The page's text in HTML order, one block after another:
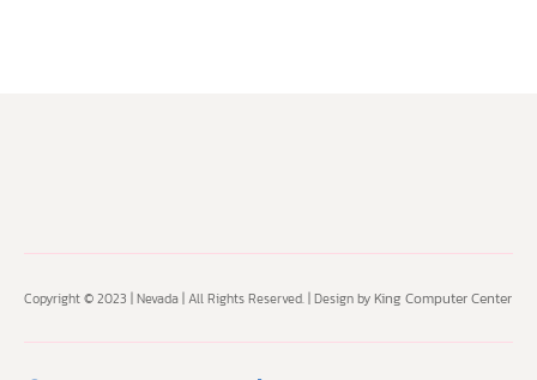
Copyright © 2023 | Nevada | All Rights Reserved. | Design by King Computer Center